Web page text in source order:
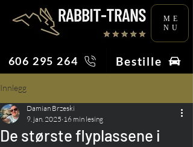
ME
NU
606 295 264 Bestille
Innlegg
De største flyplassene i
Damian Brzeski
9. jan. 2025 16 min lesing